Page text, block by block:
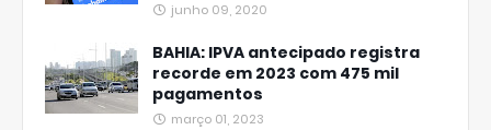
junho 09, 2020
BAHIA: IPVA antecipado registra
recorde em 2023 com 475 mil
pagamentos
março 01, 2023